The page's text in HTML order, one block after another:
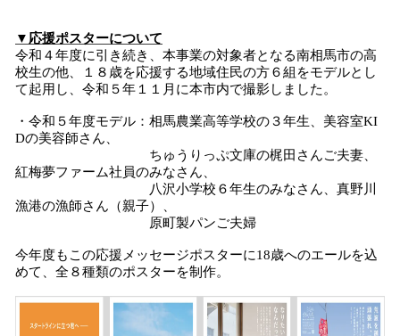
▼応援ポスターについて
令和４年度に引き続き、本事業の対象者となる南相馬市の高
校生の他、１８歳を応援する地域住民の方６組をモデルとし
て起用し、令和５年１１月に本市内で撮影しました。
・令和５年度モデル：相馬農業高等学校の３年生、美容室KI
Dの美容師さん、
ちゅうりっぷ文庫の梶田さんご夫妻、
紅梅夢ファーム社員のみなさん、
八沢小学校６年生のみなさん、真野川
漁港の漁師さん（親子）、
原町製パンご夫婦
今年度もこの応援メッセージポスターに18歳へのエールを込
めて、全８種類のポスターを制作。